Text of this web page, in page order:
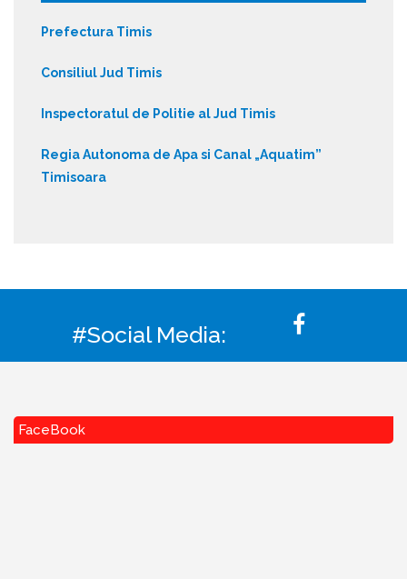
Prefectura Timis
Consiliul Jud Timis
Inspectoratul de Politie al Jud Timis
Regia Autonoma de Apa si Canal „Aquatim”
Timisoara
#Social Media:
FaceBook